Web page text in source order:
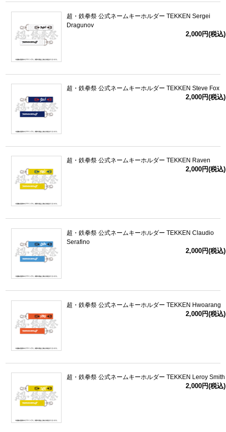
超・鉄拳祭 公式ネームキーホルダー TEKKEN Sergei
Dragunov
2,000円(税込)
超・鉄拳祭 公式ネームキーホルダー TEKKEN Steve Fox
2,000円(税込)
超・鉄拳祭 公式ネームキーホルダー TEKKEN Raven
2,000円(税込)
超・鉄拳祭 公式ネームキーホルダー TEKKEN Claudio
Serafino
2,000円(税込)
超・鉄拳祭 公式ネームキーホルダー TEKKEN Hwoarang
2,000円(税込)
超・鉄拳祭 公式ネームキーホルダー TEKKEN Leroy Smith
2,000円(税込)